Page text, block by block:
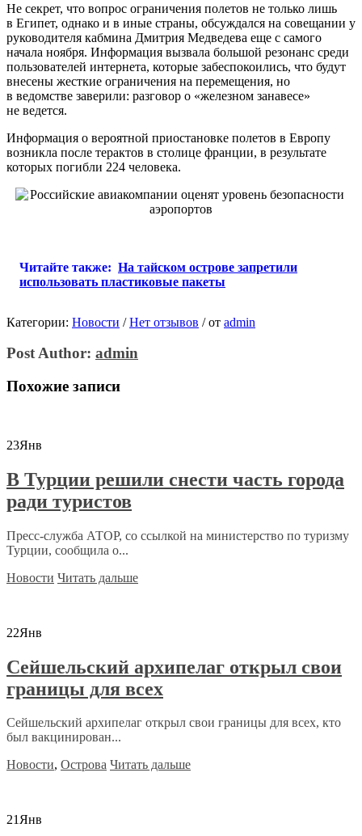
Не секрет, что вопрос ограничения полетов не только лишь
в Египет, однако и в иные страны, обсуждался на совещании у
руководителя кабмина Дмитрия Медведева еще с самого
начала ноября. Информация вызвала большой резонанс среди
пользователей интернета, которые забеспокоились, что будут
внесены жесткие ограничения на перемещения, но
в ведомстве заверили: разговор о «железном занавесе»
не ведется.
Информация о вероятной приостановке полетов в Европу
возникла после терактов в столице франции, в результате
которых погибли 224 человека.
Читайте также: На тайском острове запретили
использовать пластиковые пакеты
Категории: Новости / Нет отзывов /от admin
Post Author: admin
Похожие записи
23Янв
В Турции решили снести часть города
ради туристов
Пресс-служба АТОР, со ссылкой на министерство по туризму
Турции, сообщила о...
Новости Читать дальше
22Янв
Сейшельский архипелаг открыл свои
границы для всех
Сейшельский архипелаг открыл свои границы для всех, кто
был вакцинирован...
Новости, Острова Читать дальше
21Янв